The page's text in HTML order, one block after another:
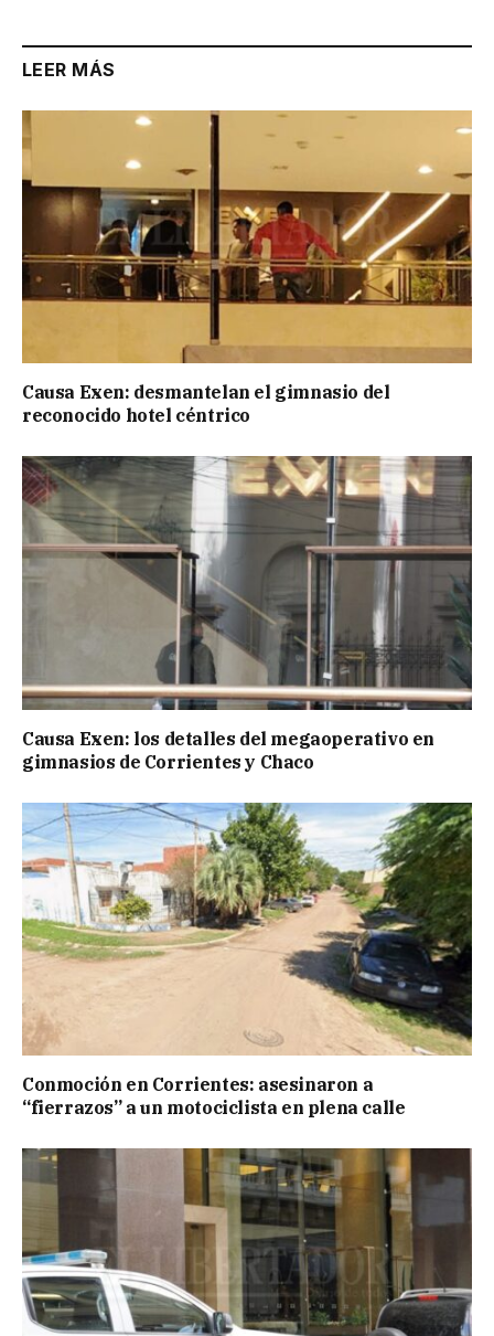
LEER MÁS
Causa Exen: desmantelan el gimnasio del
reconocido hotel céntrico
Causa Exen: los detalles del megaoperativo en
gimnasios de Corrientes y Chaco
Conmoción en Corrientes: asesinaron a
“fierrazos” a un motociclista en plena calle